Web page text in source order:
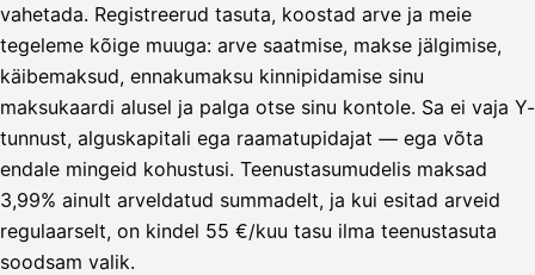
vahetada. Registreerud tasuta, koostad arve ja meie
tegeleme kõige muuga: arve saatmise, makse jälgimise,
käibemaksud, ennakumaksu kinnipidamise sinu
maksukaardi alusel ja palga otse sinu kontole. Sa ei vaja Y-
tunnust, alguskapitali ega raamatupidajat — ega võta
endale mingeid kohustusi. Teenustasumudelis maksad
3,99% ainult arveldatud summadelt, ja kui esitad arveid
regulaarselt, on kindel 55 €/kuu tasu ilma teenustasuta
soodsam valik.